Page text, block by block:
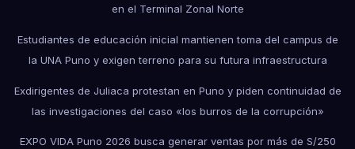
en el Terminal Zonal Norte
Estudiantes de educación inicial mantienen toma del campus de
la UNA Puno y exigen terreno para su futura infraestructura
Exdirigentes de Juliaca protestan en Puno y piden continuidad de
las investigaciones del caso «los burros de la corrupción»
EXPO VIDA Puno 2026 busca generar ventas por más de S/250